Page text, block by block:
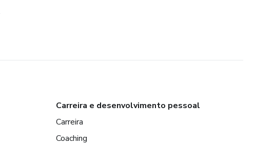
Carreira e desenvolvimento pessoal
Carreira
Coaching